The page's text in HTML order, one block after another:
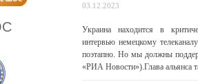
03.12.2023
Украина находится в
интервью немецкому
поэтапно. Но мы должны
«РИА Новости»).Глава альянса